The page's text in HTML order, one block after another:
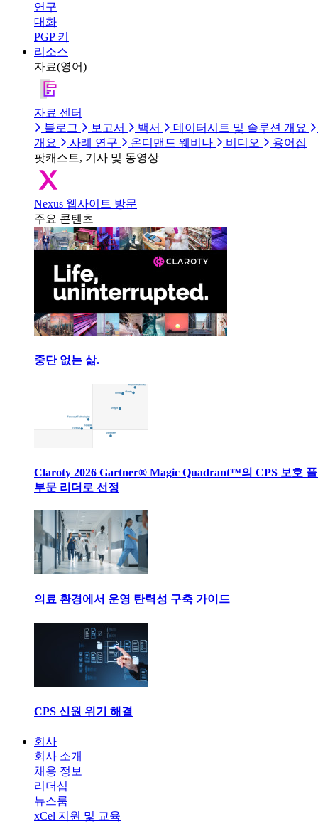
연구
대화
PGP 키
리소스
자료(영어)
자료 센터
블로그
보고서 백서
데이터시트 및 솔루션 개요
개요
사례 연구 온디맨드 웨비나 비디오
용어집
팟캐스트, 기사 및 동영상
Nexus 웹사이트 방문
주요 콘텐츠
중단 없는 삶.
Claroty 2026 Gartner® Magic Quadrant™의 CPS 보호
부문 리더로 선정
의료 환경에서 운영 탄력성 구축 가이드
CPS 신원 위기 해결
회사
회사 소개
채용 정보
리더십
뉴스룸
xCel 지원 및 교육